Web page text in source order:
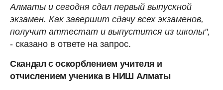
Алматы и сегодня сдал первый выпускной
экзамен. Как завершит сдачу всех экзаменов,
получит аттестат и выпустится из школы",
- сказано в ответе на запрос.
Скандал с оскорблением учителя и
отчислением ученика в НИШ Алматы